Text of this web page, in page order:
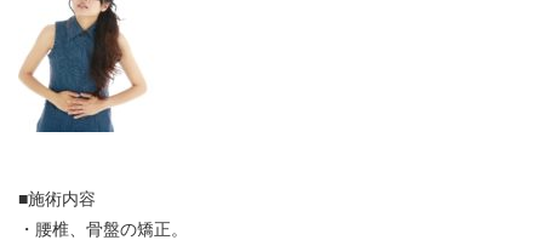
■施術内容
・腰椎、骨盤の矯正。